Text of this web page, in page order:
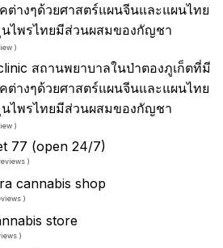
ต่างๆด้วยศาสตร์แผนจีนและแผนไทย
ไพรไทยมีส่วนผสมของกัญชา
)
สถานพยาบาลในป่าตองภูเก็ตที่มี
ต่างๆด้วยศาสตร์แผนจีนและแผนไทย
ไพรไทยมีส่วนผสมของกัญชา
)
77 (open 24/7)
)
cannabis shop
)
store
)